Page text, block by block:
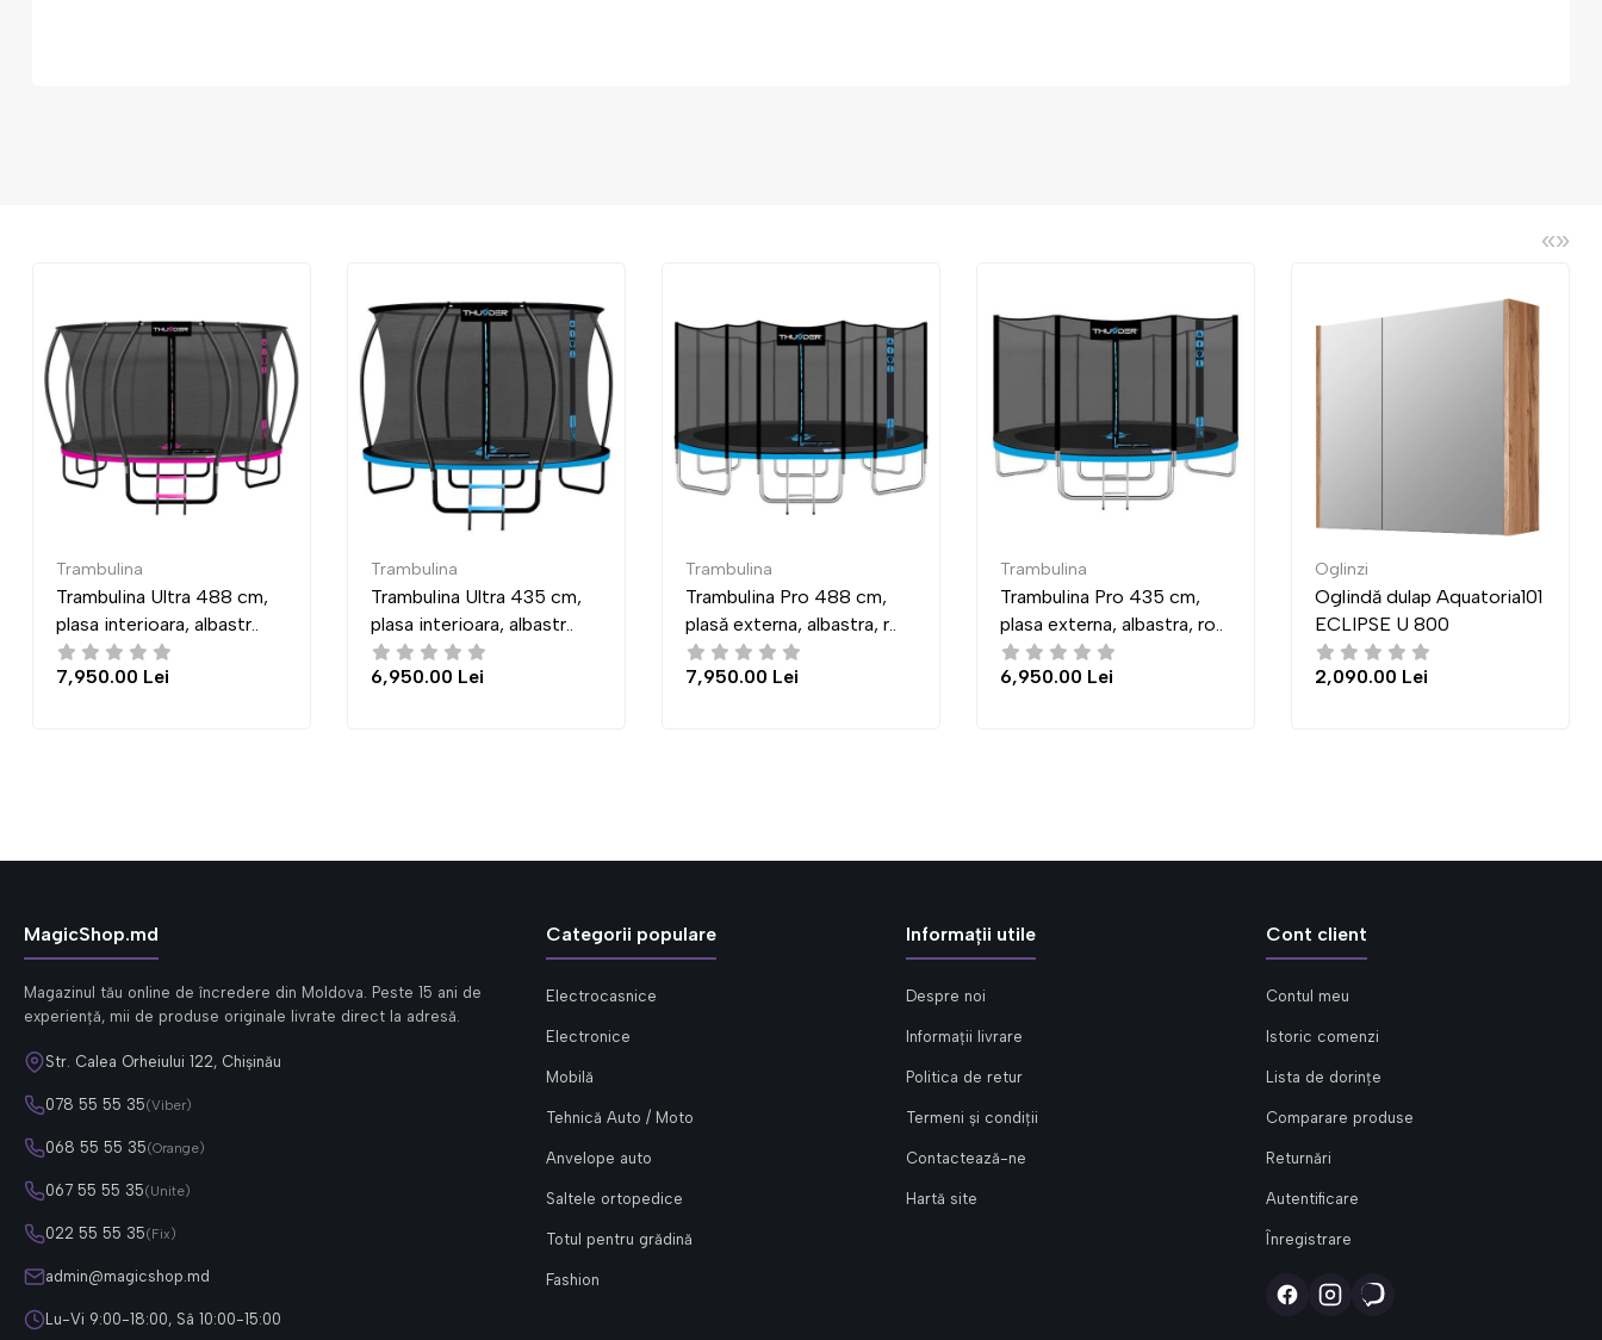
«»
Ultra 488 cm,
albastr..
Trambulina Ultra 435 cm,
plasa interioara, albastr..
Trambulina Pro 488 cm,
plasă externa, albastra, r..
Trambulina Pro 435 cm,
plasa externa, albastra, ro..
Oglindă dulap Aquatoria101
ECLIPSE U 800
Masa Indart
MagicShop.md
Magazinul tău online de încredere din Moldova. Peste 15 ani de
experiență, mii de produse originale livrate direct la adresă.
Str. Calea Orheiului 122, Chișinău
078 55 55 35(Viber)
068 55 55 35(Orange)
067 55 55 35(Unite)
022 55 55 35(Fix)
admin@magicshop.md
Lu-Vi 9:00-18:00, Sâ 10:00-15:00
Categorii populare
Electrocasnice
Electronice
Mobilă
Tehnică Auto / Moto
Anvelope auto
Saltele ortopedice
Totul pentru grădină
Fashion
Informații utile
Despre noi
Informații livrare
Politica de retur
Termeni și condiții
Contactează-ne
Hartă site
Cont client
Contul meu
Istoric comenzi
Lista de dorințe
Comparare produse
Returnări
Autentificare
Înregistrare